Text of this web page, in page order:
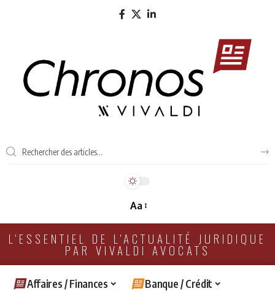
Aa
L'ESSENTIEL DE L'ACTUALITÉ JURIDIQUE
PAR VIVALDI AVOCATS
Affaires / Finances
Banque / Crédit